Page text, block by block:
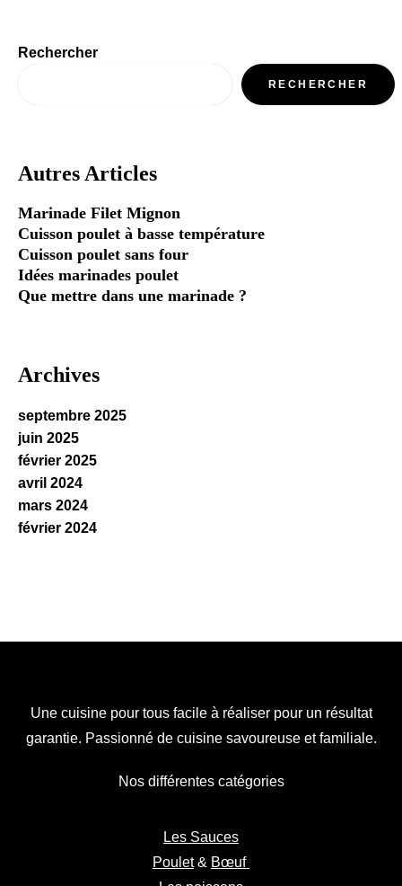
Rechercher
RECHERCHER
Autres Articles
Marinade Filet Mignon
Cuisson poulet à basse température
Cuisson poulet sans four
Idées marinades poulet
Que mettre dans une marinade ?
Archives
septembre 2025
juin 2025
février 2025
avril 2024
mars 2024
février 2024
Une cuisine pour tous facile à réaliser pour un résultat
garantie. Passionné de cuisine savoureuse et familiale.
Nos différentes catégories
Les Sauces
Poulet& Bœuf